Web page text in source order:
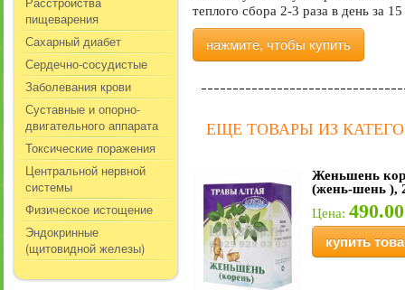
пищеварения
Сахарный диабет
Сердечно-сосудистые
Заболевания крови
Суставные и опорно-
двигательного аппарата
Токсические поражения
Центральной нервной
системы
Физическое истощение
Эндокринные
(щитовидной железы)
теплого сбора 2-3 раза в день за
нажмите, чтобы купить
ЕЩЕ ТОВАРЫ ИЗ
Женьшень
(жень-шень ),
Цена:
купить